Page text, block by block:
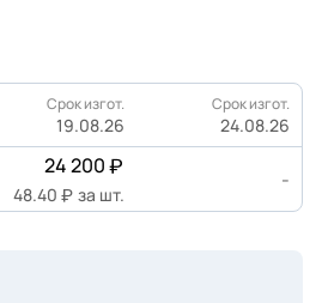
Срок изгот.
19.08.26
Срок изгот.
24.08.26
24 200
48.40 за шт.
-